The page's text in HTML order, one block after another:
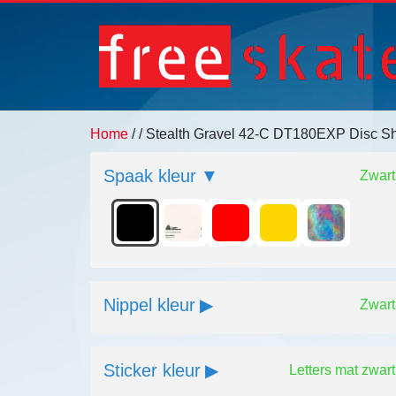
Home // Stealth Gravel 42-C DT180EXP Disc
Spaak kleur Zwart
Nippel kleur Zwart
Sticker kleur Letters mat zwart